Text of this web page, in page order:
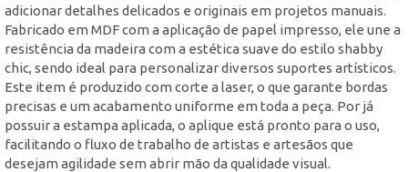
adicionar detalhes delicados e originais em projetos manuais.
Fabricado em MDF com a aplicação de papel impresso, ele une a
resistência da madeira com a estética suave do estilo shabby
chic, sendo ideal para personalizar diversos suportes artísticos.
Este item é produzido com corte a laser, o que garante bordas
precisas e um acabamento uniforme em toda a peça. Por já
possuir a estampa aplicada, o aplique está pronto para o uso,
facilitando o fluxo de trabalho de artistas e artesãos que
desejam agilidade sem abrir mão da qualidade visual.